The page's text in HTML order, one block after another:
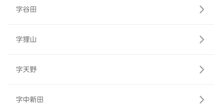
字谷田
字狸山
字天野
字中新田